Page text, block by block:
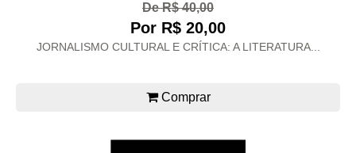
De R$ 40,00
Por R$ 20,00
JORNALISMO CULTURAL E CRÍTICA: A LITERATURA...
Comprar